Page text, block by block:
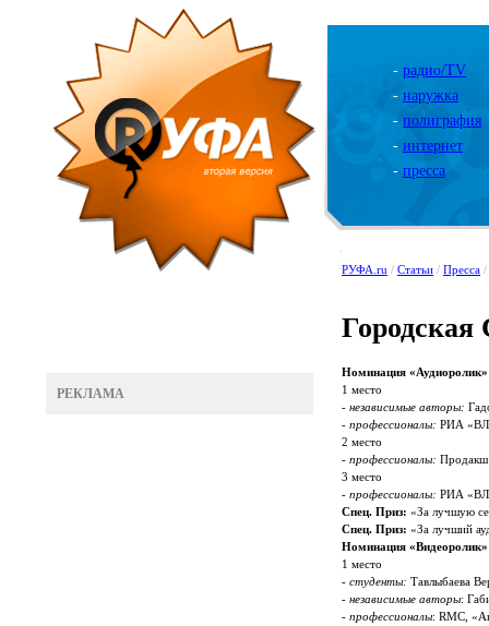
- радио/TV
- наружка
- полиграфия
- интернет
- пресса
РЕКЛАМА
РУФА.ru / Статьи / Пресса /
Городская
Номинация «Аудиоролик»
1 место
- независимые авторы:
- профессионалы: РИА
2 место
- профессионалы: Продакш
3 место
- профессионалы: РИА
Спец. Приз: «За лучшую
Спец. Приз: «За лучший
Номинация «Видеоролик»
1 место
- студенты: Тавлыбаева
- независимые авторы:
- профессионалы: RMC,